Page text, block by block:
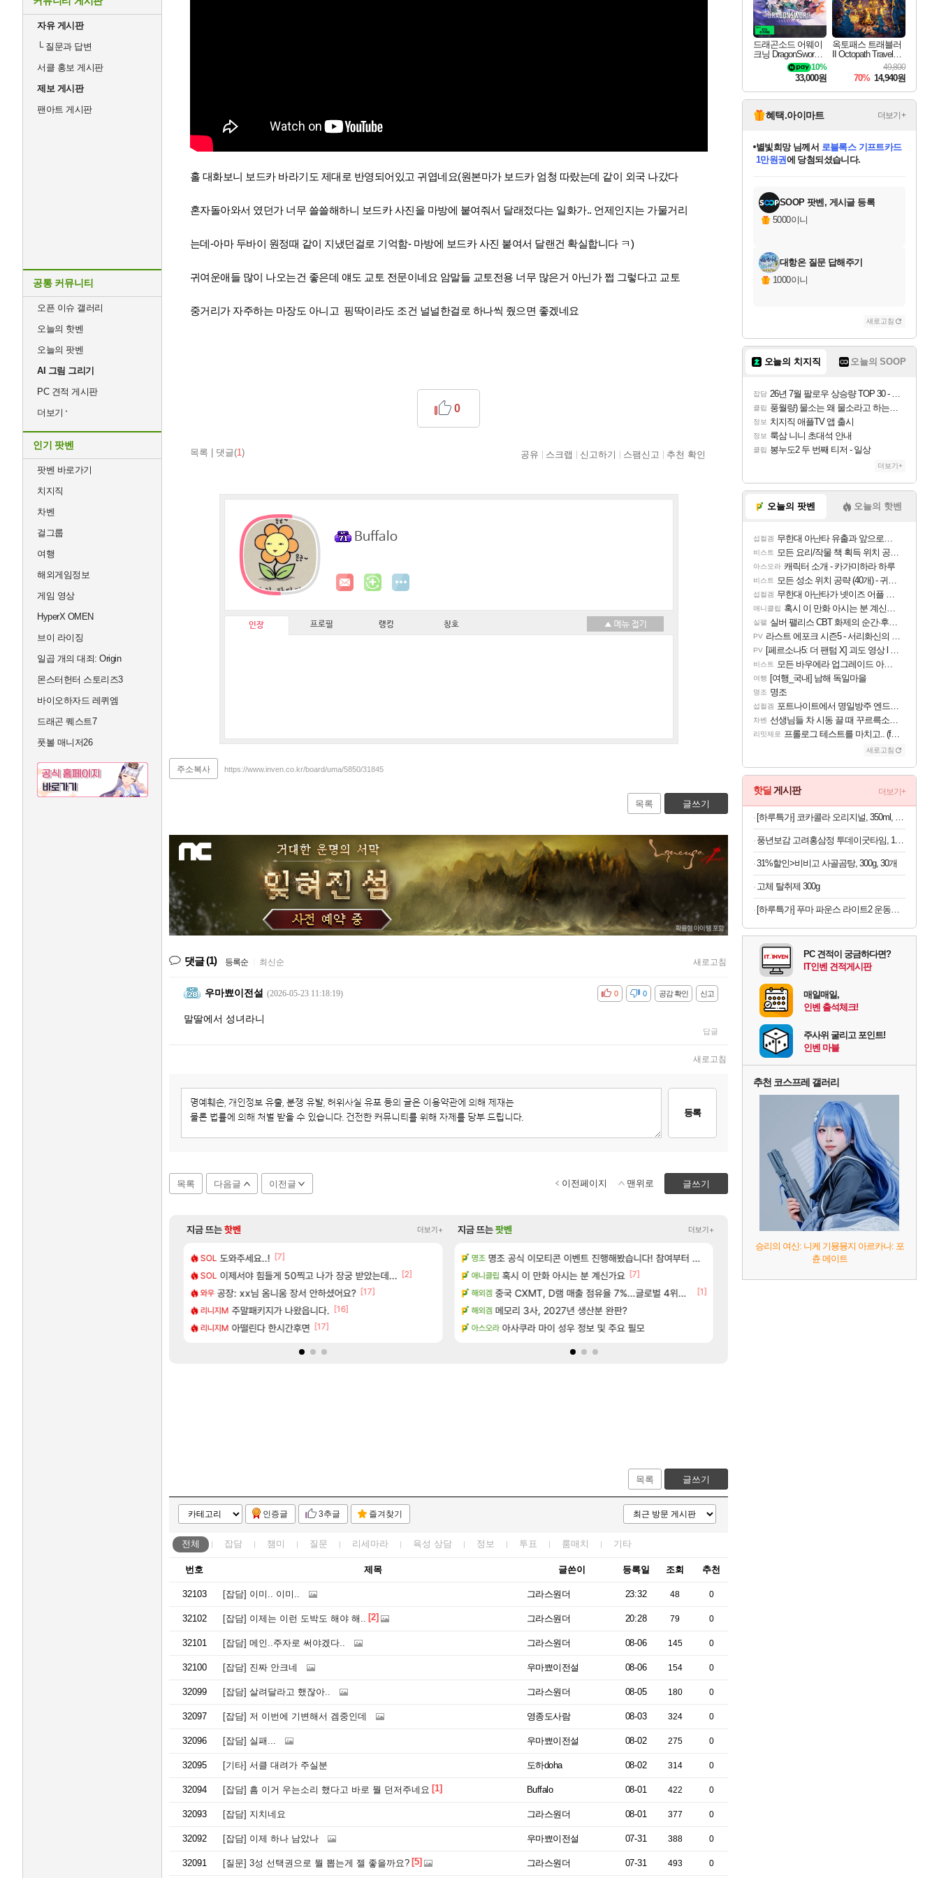
자유 게시판
└질문과 답변
서클 홍보 게시판
제보 게시판
팬아트 게시판
공통 커뮤니티
오픈 이슈 갤러리
오늘의 핫벤
오늘의 팟벤
AI 그림 그리기
PC 견적 게시판
더보기
인기 팟벤
팟벤 바로가기
치지직
차벤
걸그룹
여행
해외게임정보
게임 영상
HyperX OMEN
브이 라이징
일곱 개의 대죄: Origin
몬스터헌터 스토리즈3
바이오하자드 레퀴엠
드래곤 퀘스트7
풋볼 매니저26
홀 대화보니 보드카 바라기도 제대로 반영되어있고 귀엽네요(원본마가 보드카 엄청 따랐는데 같이 외국 나갔다
혼자돌아와서 였던가 너무 쓸쓸해하니 보드카 사진을 마방에 붙여줘서 달래젔다는 일화가.. 언제인지는 가물거리
는데-아마 두바이 원정때 같이 지냈던걸로 기억함- 마방에 보드카 사진 붙여서 달랜건 확실합니다 ㅋ)
귀여운애들 많이 나오는건 좋은데 얘도 교토 전문이네요 암말들 교토전용 너무 많은거 아닌가 쩝 그렇다고 교토
중거리가 자주하는 마장도 아니고 핑딱이라도 조건 널널한걸로 하나씩 줬으면 좋겠네요
목록 | 댓글(1)
0
공유 스크랩 신고하기 스팸신고 추천 확인
Buffalo
인장 프로필 랭킹 칭호
주소복사 https://www.inven.co.kr/board/uma/5850/31845
목록 글쓰기
댓글(1) 등록순 최신순 새로고침
우마뾰이전설 (2026-05-23 11:18:19) 신고
공감 확인
비공감 0
0
말딸에서 성녀라니
답글
새로고침
등록
목록 다음글 이전글 글쓰기
이전페이지 맨위로
지금 뜨는핫벤 더보기+
SOL 도와주세요..! [7]
SOL 이제서야 힘들게 50찍고 나가 장궁 받았는데... [2]
와우 공장: xx님 옴니움 장서 안하셨어요? [17]
리니지M 주말패키지가 나왔읍니다. [16]
리니지M 아떨린다 한시간후면 [17]
검은사막 대충 연구소요약 [5]
검은사막 풍풍풍 군왕주차가 씹이득 가성비라고 ????
FCO 02년생 헬스녀 레깅스핏 ㄷㄷ [19]
오버워치 이유나 2D 일러스트 올라왔었네
메이플 현재 나무위키 실검 1위인 김규원 [84]
ㅇㅂ)진짜 개웃기네 ㅋㅋ
지금 뜨는팟벤 더보기+
GTA6 8월 28일 넷플릭스에서 예고편 공개 예정
비스트 모든 바우에라 업그레이드 아이템 획득 위치 공략 (89개)
아스오라 카가미하라 하루 성우 정보 및 주요 필모
비스트 모든 엘리트 골렘 위치 공략 (30개) - 방랑 결투가
비스트 모든 요리/작물 책 획득 위치 공략 (36개) - 미식가 도전과제
명조 명조 공식 이모티콘 이벤트 진행해봤습니다! 참여부터 추첨까지????
애니클립 혹시 이 만화 아시는 분 계신가요 [7]
해외겜 중국 CXMT, D램 매출 점유율 7%…글로벌 4위로 부상
[1]
해외겜 메모리 3사, 2027년 생산분 완판?
아스오라 아사쿠라 마이 성우 정보 및 주요 필모
아스오라 성우 정보 및 출연작 모음
목록 글쓰기
인증글 3추글 즐겨찾기
전체 잡담 챔미 질문 리세마라 육성 상담 정보 투표 룸매치 기타
번호 제목 글쓴이 등록일 조회 추천
32103 [잡담] 이미.. 이미.. 그라스원더 23:32 48 0
32102 [잡담] 이제는 이런 도박도 해야 해.. [2] 그라스원더 20:28 79 0
32101 [잡담] 메인..주자로 써야겠다.. 그라스원더 08-06 145 0
32100 [잡담] 진짜 안크네 우마뾰이전설 08-06 154 0
32099 [잡담] 살려달라고 했잖아.. 그라스원더 08-05 180 0
32097 [잡담] 저 이번에 기변해서 겜중인데 영종도사람 08-03 324 0
32096 [잡담] 실패... 우마뾰이전설 08-02 275 0
32095 [기타] 서클 대려가 주실분 도하doha 08-02 314 0
32094 [잡담] 흠 이거 우는소리 했다고 바로 뭘 던저주네요 [1] Buffalo 08-01 422 0
32093 [잡담] 지치네요 그라스원더 08-01 377 0
32092 [잡담] 이제 하나 남았나 우마뾰이전설 07-31 388 0
32091 [질문] 3성 선택권으로 뭘 뽑는게 젤 좋을까요? [5] 그라스원더 07-31 493 0
드래곤소드 어웨이
크닝 DragonSword A
10%
33,000원
옥토패스 트래블러
II Octopath Traveler I
49,800
70% 14,940원
혜택.아이마트 더보기+
교환.
당첨되셨습니다.
당첨되셨습니다.
당첨되셨습니다.
별빛희망님께서 로블록스 기프트카드
1만원권에 당첨되셨습니다.
당첨되셨습니다.
당첨되셨습니다.
당첨되셨습니다.
당첨되셨습니다.
에디션 (스팀코드) 를 교환.
당첨되셨습니다.
SOOP 팟벤, 게시글 등록
5000이니
대항온 질문 답해주기
1000이니
새로고침
오늘의 치지직 오늘의 SOOP
잡담 26년 7월 팔로우 상승량 TOP 30 - 월간 치지직
클립 풍월량) 물소는 왜 물소라고 하는거야? 아! 그만 ㅋㅋ
정보 치지직 애플TV 앱 출시
정보 룩삼 니니 초대석 안내
클립 봉누도2 두 번째 티저 - 일상
더보기+
오늘의 팟벤 오늘의 핫벤
섭컬겜 무한대 아난타 유출과 앞으로의 예상 (루머)
비스트 모든 요리/작물 책 획득 위치 공략 (36개) - 미식가 도전과제
아스오라 캐릭터 소개 - 카가미하라 하루
비스트 모든 성소 위치 공략 (40개) - 귀환한 영혼 도전과제
섭컬겜 무한대 아난타가 넷이즈 어플 달력에 일정 등록
애니클립 혹시 이 만화 아시는 분 계신가요
실팰 실버 팰리스 CBT 화제의 순간·후기 모음
PV 라스트 에포크 시즌5 - 서리화신의 분노 티저
PV [페르소나5: 더 팬텀 X] 괴도 영상 l 타카마키 안·댄싱 스타
비스트 모든 바우에라 업그레이드 아이템 획득 위치 공략 (89개)
여행 [여행_국내] 남해 독일마을
명조 명조
섭컬겜 포트나이트에서 명일방주 엔드필드 [펠리카] 판매 예정
차벤 선생님들 차 시동 끌 때 꾸르륵소리나는데
리밋제로 프롤로그 테스트를 마치고.. (feat. 리아)
새로고침
핫딜 게시판 더보기+
[하루특가] 코카콜라 오리지널, 350ml, 24개
풍년보감 고려홍삼정 투데이굿타임, 15g, 100포 + 쇼핑백, 1개, 1세트
31%할인>비비고 사골곰탕, 300g, 30개
고체 탈취제 300g
[하루특가] 푸마 파운스 라이트2 운동화 313496
PC 견적이 궁금하다면?
IT인벤 견적게시판
매일매일,
인벤 출석체크!
주사위 굴리고 포인트!
인벤 마블
추천 코스프레 갤러리
승리의 여신: 니케 기묭묭지 아르카나: 포
츈 메이트